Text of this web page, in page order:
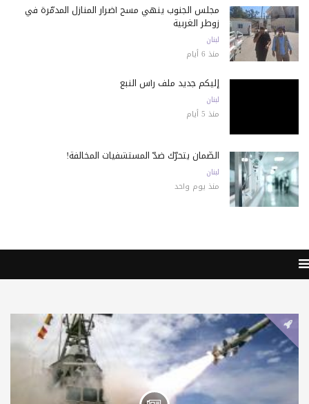
مجلس الجنوب ينهي مسح أضرار المنازل المدمّرة في
زوطر الغربية
لبنان
منذ 6 أيام
إليكم جديد ملف رأس النبع
لبنان
منذ 5 أيام
الضّمان يتحرّك ضدّ المستشفيات المخالفة!
لبنان
منذ يوم واحد